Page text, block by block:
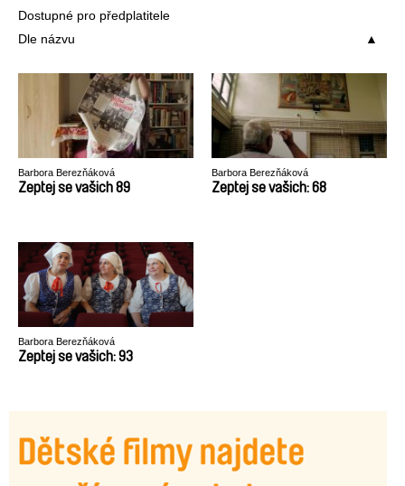
Dostupné pro předplatitele
Dle názvu
Barbora Berezňáková
Zeptej se vašich 89
Barbora Berezňáková
Zeptej se vašich: 68
Barbora Berezňáková
Zeptej se vašich: 93